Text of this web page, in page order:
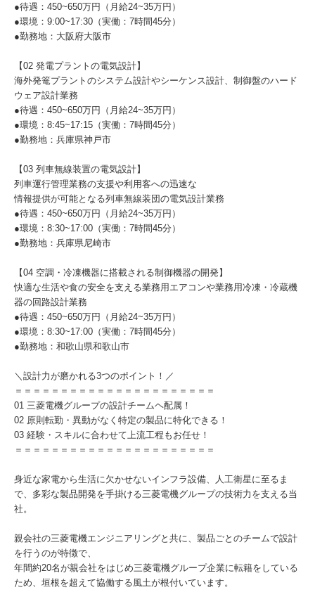
●待遇：450~650万円（月給24~35万円）
●環境：9:00~17:30（実働：7時間45分）
●勤務地：大阪府大阪市
【02 発電プラントの電気設計】
海外発篭プラントのシステム設計やシーケンス設計、制御盤のハード
ウェア設計業務
●待遇：450~650万円（月給24~35万円）
●環境：8:45~17:15（実働：7時間45分）
●勤務地：兵庫県神戸市
【03 列車無線装置の電気設計】
列車運行管理業務の支援や利用客への迅速な
情報提供が可能となる列車無線装団の電気設計業務
●待遇：450~650万円（月給24~35万円）
●環境：8:30~17:00（実働：7時間45分）
●勤務地：兵庫県尼崎市
【04 空調・冷凍機器に搭載される制御機器の開発】
快適な生活や食の安全を支える業務用エアコンや業務用冷凍・冷蔵機
器の回路設計業務
●待遇：450~650万円（月給24~35万円）
●環境：8:30~17:00（実働：7時間45分）
●勤務地：和歌山県和歌山市
＼設計力が磨かれる3つのポイント！／
＝＝＝＝＝＝＝＝＝＝＝＝＝＝＝＝＝＝＝＝＝＝
01 三菱電機グループの設計チームヘ配属！
02 原則転勤・異動がなく特定の製品に特化できる！
03 経験・スキルに合わせて上流工程もお任せ！
＝＝＝＝＝＝＝＝＝＝＝＝＝＝＝＝＝＝＝＝＝＝
身近な家電から生活に欠かせないインフラ設備、人工衛星に至るま
で、多彩な製品開発を手掛ける三菱電機グループの技術力を支える当
社。
親会社の三菱電機エンジニアリングと共に、製品ごとのチームで設計
を行うのが特徴で、
年間約20名が親会社をはじめ三菱電機グループ企業に転籍をしている
ため、垣根を超えて協働する風土が根付いています。